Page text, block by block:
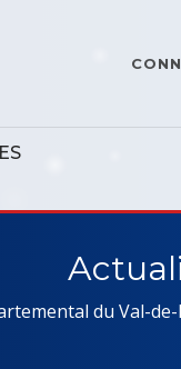
du Val-